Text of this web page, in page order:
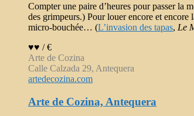
Compter une paire d’heures pour passer la
des grimpeurs.) Pour louer encore et encore
micro-bouchée… (L’invasion des tapas, Le
♥♥ / €
Arte de Cozina
Calle Calzada 29, Antequera
artedecozina.com
Arte de Cozina, Antequera